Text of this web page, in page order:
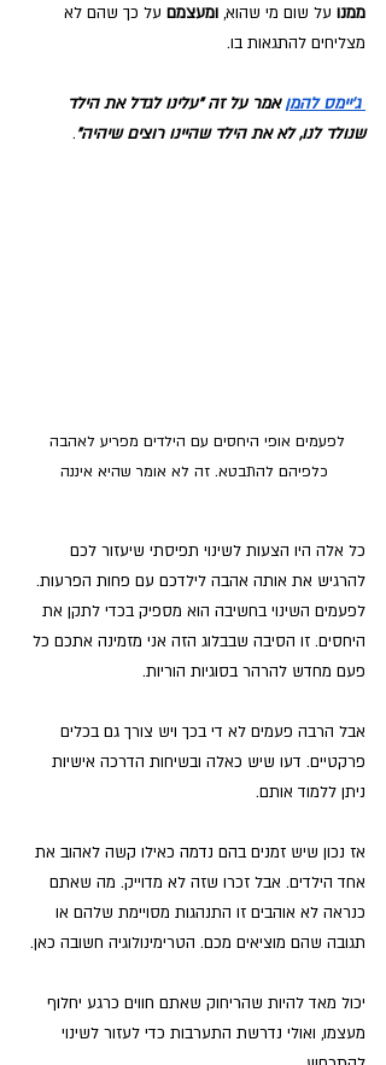
ממנו על שום מי שהוא, ומעצמם על כך שהם לא
מצליחים להתגאות בו.
ג'יימס להמן אמר על זה "עלינו לגדל את הילד
שנולד לנו, לא את הילד שהיינו רוצים שיהיה".
לפעמים אופי היחסים עם הילדים מפריע לאהבה
כלפיהם להתבטא. זה לא אומר שהיא איננה
כל אלה היו הצעות לשינוי תפיסתי שיעזור לכם
להרגיש את אותה אהבה לילדכם עם פחות הפרעות.
לפעמים השינוי בחשיבה הוא מספיק בכדי לתקן את
היחסים. זו הסיבה שבבלוג הזה אני מזמינה אתכם כל
פעם מחדש להרהר בסוגיות הוריות.
אבל הרבה פעמים לא די בכך ויש צורך גם בכלים
פרקטיים. דעו שיש כאלה ובשיחות הדרכה אישיות
ניתן ללמוד אותם.
אז נכון שיש זמנים בהם נדמה כאילו קשה לאהוב את
אחד הילדים. אבל זכרו שזה לא מדוייק. מה שאתם
כנראה לא אוהבים זו התנהגות מסויימת שלהם או
תגובה שהם מוציאים מכם. הטרימינולוגיה חשובה כאן.
יכול מאד להיות שהריחוק שאתם חווים כרגע יחלוף
מעצמו, ואולי נדרשת התערבות כדי לעזור לשינוי